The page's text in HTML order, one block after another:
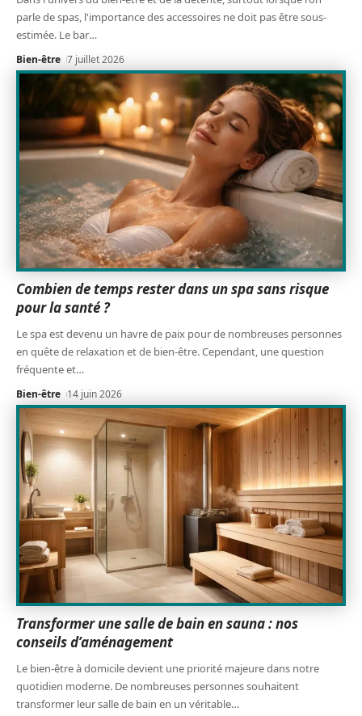
parle de spas, l'importance des accessoires ne doit pas être sous-
estimée. Le bar…
Bien-être 7 juillet 2026
Combien de temps rester dans un spa sans risque
pour la santé ?
Le spa est devenu un havre de paix pour de nombreuses personnes
en quête de relaxation et de bien-être. Cependant, une question
fréquente et…
Bien-être 14 juin 2026
Transformer une salle de bain en sauna : nos
conseils d’aménagement
Le bien-être à domicile devient une priorité majeure dans notre
quotidien moderne. De nombreuses personnes souhaitent
transformer leur salle de bain en un véritable…